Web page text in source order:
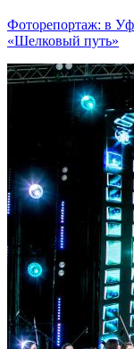
Фоторепортаж: в
«Шелковый путь»